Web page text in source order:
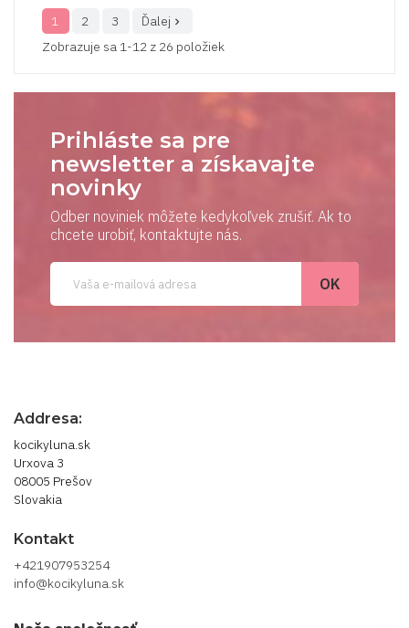
1 2 3 Ďalej 
Zobrazuje sa 1-12 z 26 položiek
Prihláste sa pre
newsletter a získavajte
novinky
Odber noviniek môžete kedykoľvek zrušiť. Ak to
chcete urobiť, kontaktujte nás.
Addresa:
kocikyluna.sk
Urxova 3
08005 Prešov
Slovakia
Kontakt
+421907953254
info@kocikyluna.sk